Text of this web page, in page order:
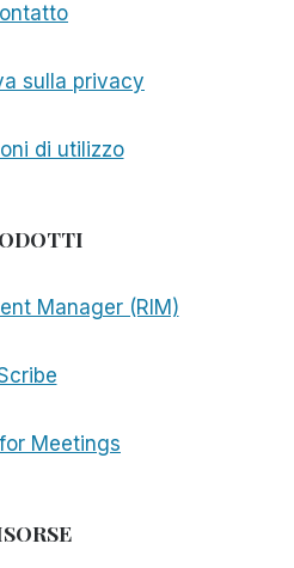
sulla privacy
di utilizzo
Manager (RIM)
Meetings